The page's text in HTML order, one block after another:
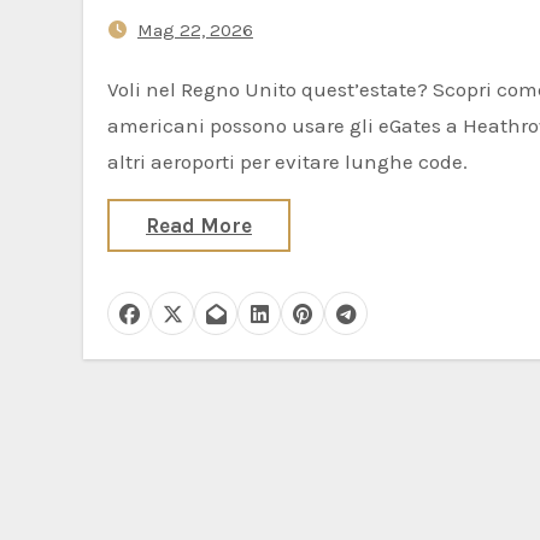
Mag 22, 2026
Voli nel Regno Unito quest’estate? Scopri come gli
americani possono usare gli eGates a
altri aeroporti per evitare lunghe code.
Read More